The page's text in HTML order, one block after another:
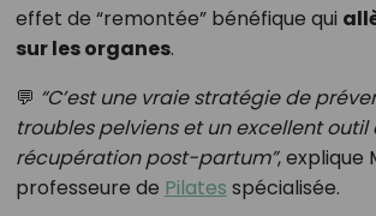
effet de “remontée” bénéfique qui
sur les organes.
💬 “C’est une vraie stratégie de
troubles pelviens et un excellent outil
récupération post-partum”, explique
professeure de Pilates spécialisée.